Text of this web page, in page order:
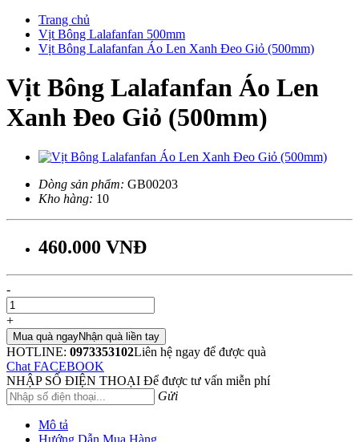
Trang chủ
Vịt Bông Lalafanfan 500mm
Vịt Bông Lalafanfan Áo Len Xanh Đeo Giỏ (500mm)
Vịt Bông Lalafanfan Áo Len
Xanh Đeo Giỏ (500mm)
Dòng sản phẩm: GB00203
Kho hàng: 10
460.000 VNĐ
-
+
Mua quà ngayNhận quà liền tay
HOTLINE: 0973353102Liên hệ ngay để được quà
Chat FACEBOOK
NHẬP SỐ ĐIỆN THOẠI Để được tư vấn miễn phí
Gửi
Mô tả
Hướng Dẫn Mua Hàng